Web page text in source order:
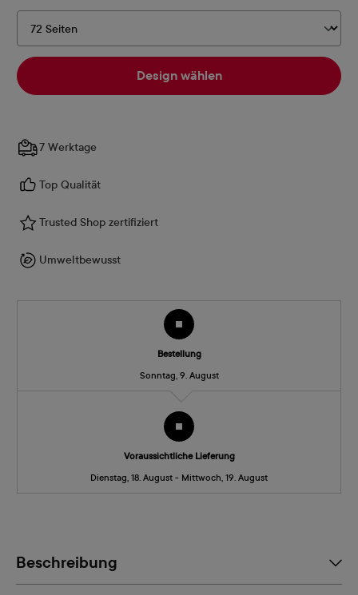
Design wählen
7 Werktage
Top Qualität
Trusted Shop zertifiziert
Umweltbewusst
Bestellung
Sonntag, 9. August
Voraussichtliche Lieferung
Dienstag, 18. August - Mittwoch, 19. August
Beschreibung